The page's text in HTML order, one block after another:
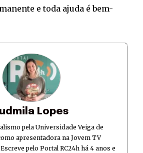
e toda ajuda é bem-
Lopes
pela Universidade Veiga de
apresentadora na Jovem TV
pelo Portal RC24h há 4 anos e